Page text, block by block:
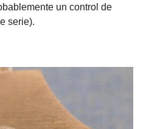
un control de
serie).